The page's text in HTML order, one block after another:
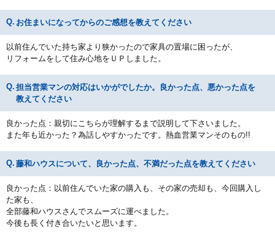
お住まいになってからのご感想を教えてください
以前住んでいた持ち家より狭かったので家具の置場に困ったが、
リフォームをして住み心地をＵＰしました。
担当営業マンの対応はいかがでしたか。良かった点、悪かった点を
教えてください
良かった点：親切にこちらが理解するまで説明して下さいました。
また年も近かった？為話しやすかったです。熱血営業マンそのもの!!
藤和ハウスについて、良かった点、不満だった点を教えてください
良かった点：以前住んでいた家の購入も、その家の売却も、今回購入し
た家も、
全部藤和ハウスさんでスムーズに運べました。
今後も長く付き合いたいと思います。